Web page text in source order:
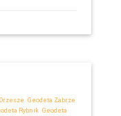
Geodeta Zabrze
Rybnik Geodeta